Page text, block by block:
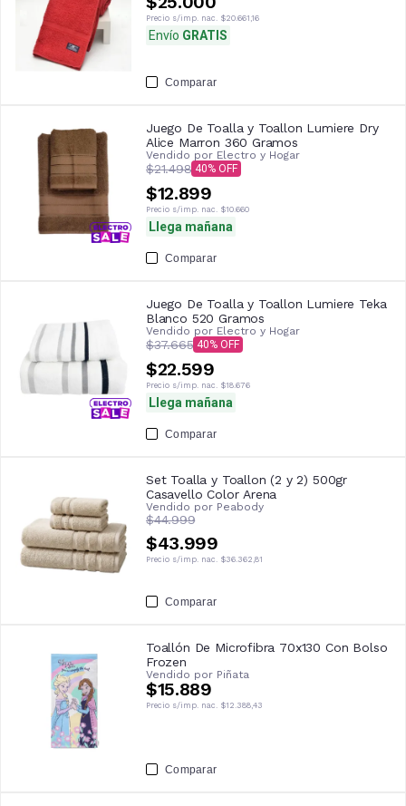
Precio s/imp. nac. $20.661,16
Envío GRATIS
Comparar
Juego De Toalla y Toallon Lumiere Dry
Alice Marron 360 Gramos
Vendido por Electro y Hogar
$21.498 40
$12.899
Precio s/imp. nac. $10.660
Llega mañana
Comparar
Juego De Toalla y Toallon Lumiere Teka
Blanco 520 Gramos
Vendido por Electro y Hogar
$37.665 40
$22.599
Precio s/imp. nac. $18.676
Llega mañana
Comparar
Set Toalla y Toallon (2 y 2) 500gr
Casavello Color Arena
Vendido por Peabody
$44.999
$43.999
Precio s/imp. nac. $36.362,81
Comparar
Toallón De Microfibra 70x130 Con Bolso
Frozen
Vendido por Piñata
$15.889
Precio s/imp. nac. $12.388,43
Comparar